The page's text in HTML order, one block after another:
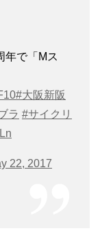
年で「Mス
#大阪新阪
ラ #サイクリ
22, 2017